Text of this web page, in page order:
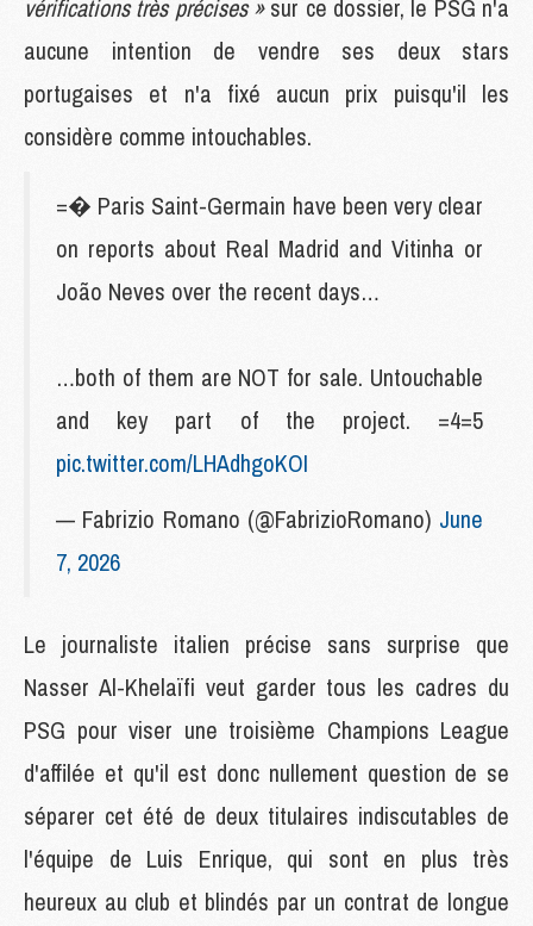
vérifications très précises »sur ce dossier, le PSG n'a
aucune intention de vendre ses deux stars
portugaises et n'a fixé aucun prix puisqu'il les
considère comme intouchables.
=� Paris Saint-Germain have been very clear
on reports about Real Madrid and Vitinha or
João Neves over the recent days…
…both of them are NOT for sale. Untouchable
and key part of the project. =4=5
pic.twitter.com/LHAdhgoKOI
— Fabrizio Romano (@FabrizioRomano) June
7, 2026
Le journaliste italien précise sans surprise que
Nasser Al-Khelaïfi veut garder tous les cadres du
PSG pour viser une troisième Champions League
d'affilée et qu'il est donc nullement question de se
séparer cet été de deux titulaires indiscutables de
l'équipe de Luis Enrique, qui sont en plus très
heureux au club et blindés par un contrat de longue